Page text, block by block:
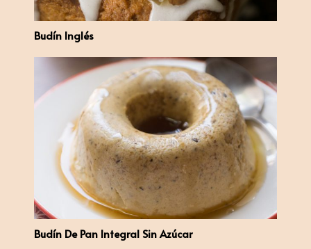
Budín Inglés
Budín De Pan Integral Sin Azúcar